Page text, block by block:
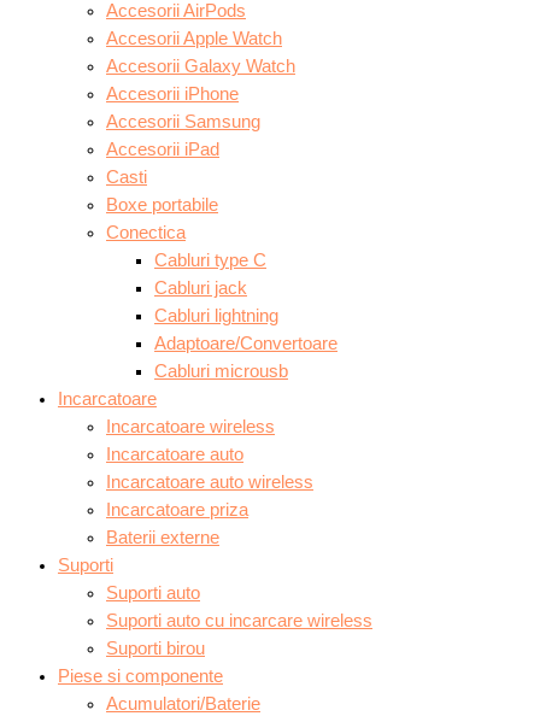
Accesorii AirPods
Accesorii Apple Watch
Accesorii Galaxy Watch
Accesorii iPhone
Accesorii Samsung
Accesorii iPad
Casti
Boxe portabile
Conectica
Cabluri type C
Cabluri jack
Cabluri lightning
Adaptoare/Convertoare
Cabluri microusb
Incarcatoare
Incarcatoare wireless
Incarcatoare auto
Incarcatoare auto wireless
Incarcatoare priza
Baterii externe
Suporti
Suporti auto
Suporti auto cu incarcare wireless
Suporti birou
Piese si componente
Acumulatori/Baterie